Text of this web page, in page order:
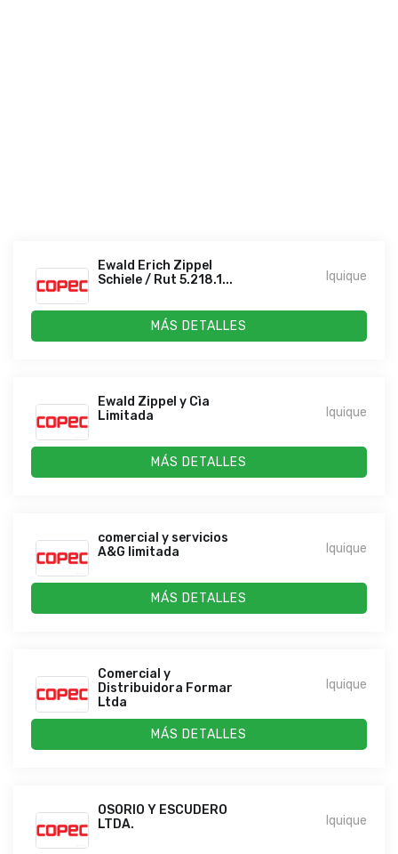
Ewald Erich Zippel
Schiele / Rut 5.218.1...
Iquique
MÁS DETALLES
Ewald Zippel y Cìa
Limitada
Iquique
MÁS DETALLES
comercial y servicios
A&G limitada
Iquique
MÁS DETALLES
Comercial y
Distribuidora Formar
Ltda
Iquique
MÁS DETALLES
OSORIO Y ESCUDERO
LTDA.
Iquique